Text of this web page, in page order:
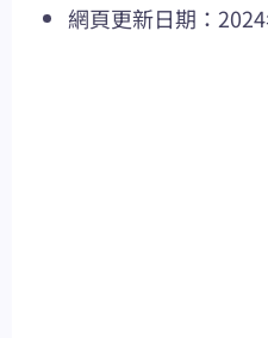
網頁更新日期：